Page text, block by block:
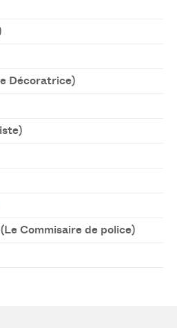
Décoratrice)
Commisaire de police)